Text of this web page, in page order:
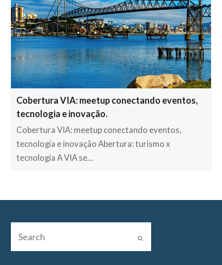
Cobertura VIA: meetup conectando eventos,
tecnologia e inovação.
Cobertura VIA: meetup conectando eventos,
tecnologia e inovação Abertura: turismo x
tecnologia A VIA se…